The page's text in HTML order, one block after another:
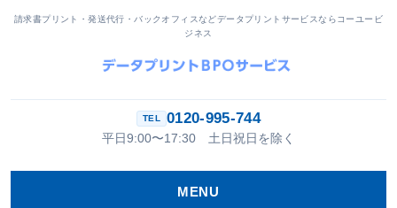
請求書プリント・発送代行・バックオフィスなどデータプリントサービスならコーユービ
ジネス
0120-995-744
平日9:00〜17:30 土日祝日を除く
MENU